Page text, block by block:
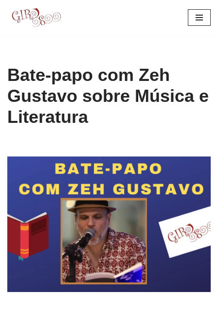
Bate-papo com Zeh
Gustavo sobre Música e
Literatura